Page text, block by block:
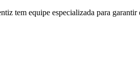
tem equipe especializada para